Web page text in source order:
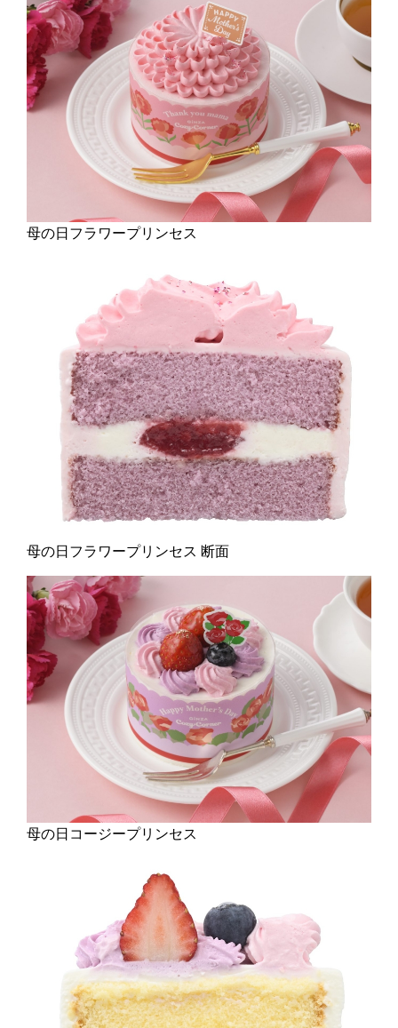
母の日フラワープリンセス
母の日フラワープリンセス 断面
母の日コージープリンセス